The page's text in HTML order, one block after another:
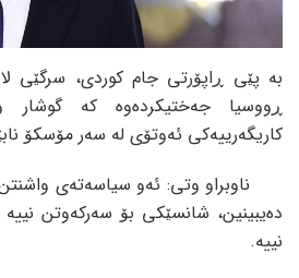
بە پێی ڕاپۆرتی جام کوردی، سرگێی
ڕووسیا جەختیکردەوە کە گوشار و
کاریگەرییەکی ئەوتۆی لە سەر مۆسکۆ
ناوبراو وتی: ئەو سیاسەتەی
دەیبینین، شانسێکی بۆ سەرکەوتن
نییە.